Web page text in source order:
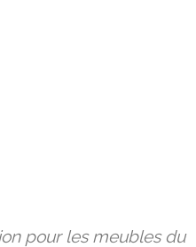
pour les meubles du